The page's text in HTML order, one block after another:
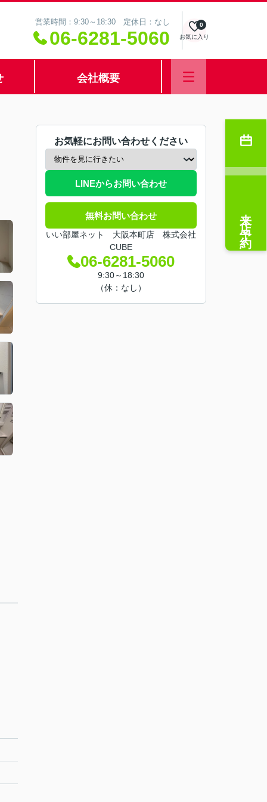
営業時間：9:30～18:30 定休日：なし
06-6281-5060 お気に入り
0
会社概要
お気軽にお問い合わせください
LINEからお問い合わせ
無料お問い合わせ
いい部屋ネット 大阪本町店 株式会社
CUBE
06-6281-5060
9:30～18:30
（休：なし）
来店予約